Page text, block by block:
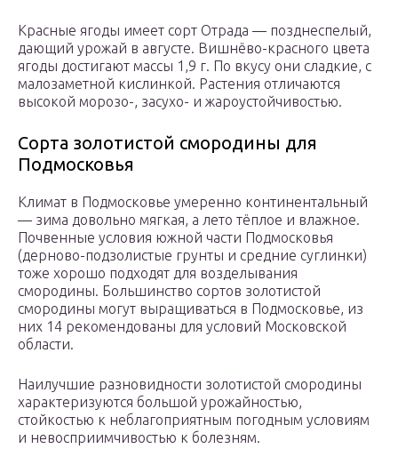
Красные ягоды имеет сорт Отрада — позднеспелый,
дающий урожай в августе. Вишнёво-красного цвета
ягоды достигают массы 1,9 г. По вкусу они сладкие, с
малозаметной кислинкой. Растения отличаются
высокой морозо-, засухо- и жароустойчивостью.
Сорта золотистой смородины для
Подмосковья
Климат в Подмосковье умеренно континентальный
— зима довольно мягкая, а лето тёплое и влажное.
Почвенные условия южной части Подмосковья
(дерново-подзолистые грунты и средние суглинки)
тоже хорошо подходят для возделывания
смородины. Большинство сортов золотистой
смородины могут выращиваться в Подмосковье, из
них 14 рекомендованы для условий Московской
области.
Наилучшие разновидности золотистой смородины
характеризуются большой урожайностью,
стойкостью к неблагоприятным погодным условиям
и невосприимчивостью к болезням.